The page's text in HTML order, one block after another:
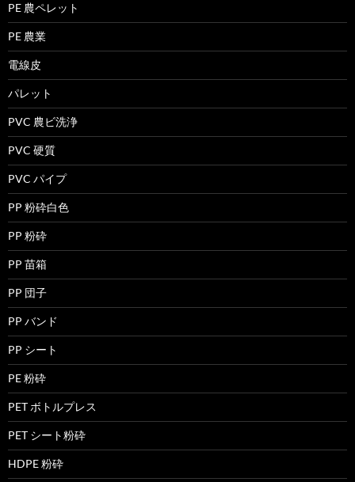
PE 農ペレット
PE 農業
電線皮
パレット
PVC 農ビ洗浄
PVC 硬質
PVC パイプ
PP 粉砕白色
PP 粉砕
PP 苗箱
PP 団子
PP バンド
PP シート
PE 粉砕
PET ボトルプレス
PET シート粉砕
HDPE 粉砕